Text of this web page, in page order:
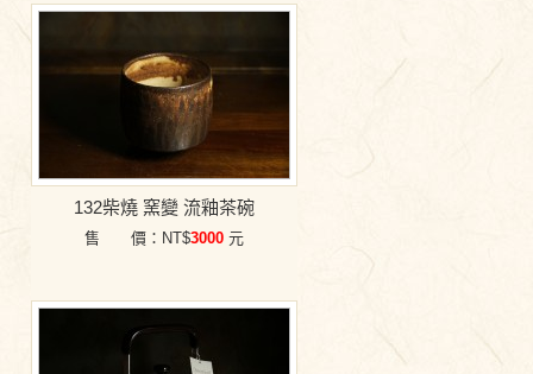
132柴燒 窯變 流釉茶碗
售 價：NT$3000 元